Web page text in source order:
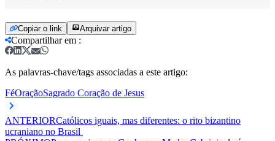
Copiar o link Arquivar artigo
Compartilhar em :
As palavras-chave/tags associadas a este artigo:
FéOraçãoSagrado Coração de Jesus
ANTERIORCatólicos iguais, mas diferentes: o rito bizantino
ucraniano no Brasil